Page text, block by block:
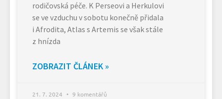
rodičovská péče. K Perseovi a Herkulovi
se ve vzduchu v sobotu konečně přidala
i Afrodita, Atlas s Artemis se však stále
z hnízda
ZOBRAZIT ČLÁNEK »
21. 7. 2024 9 komentářů